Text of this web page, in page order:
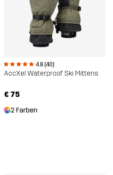
4.8 (40)
AccXel Waterproof Ski Mittens
€ 75
2 Farben